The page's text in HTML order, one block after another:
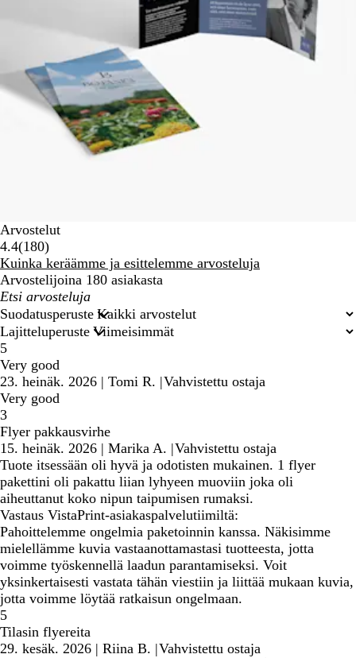
Arvostelut
4.4(180180
arvostelua
)
Kuinka keräämme ja esittelemme arvosteluja
Arvostelijoina 180 asiakasta
Omat
hakusyötteet
Suodatusperuste
Lajitteluperuste
5
Very good
23. heinäk. 2026 | Tomi R. |Vahvistettu ostaja
Very good
3
Flyer pakkausvirhe
15. heinäk. 2026 | Marika A. |Vahvistettu ostaja
Tuote itsessään oli hyvä ja odotisten mukainen. 1 flyer
pakettini oli pakattu liian lyhyeen muoviin joka oli
aiheuttanut koko nipun taipumisen rumaksi.
Vastaus VistaPrint-asiakaspalvelutiimiltä:
Pahoittelemme ongelmia paketoinnin kanssa. Näkisimme
mielellämme kuvia vastaanottamastasi tuotteesta, jotta
voimme työskennellä laadun parantamiseksi. Voit
yksinkertaisesti vastata tähän viestiin ja liittää mukaan kuvia,
jotta voimme löytää ratkaisun ongelmaan.
5
Tilasin flyereita
29. kesäk. 2026 | Riina B. |Vahvistettu ostaja